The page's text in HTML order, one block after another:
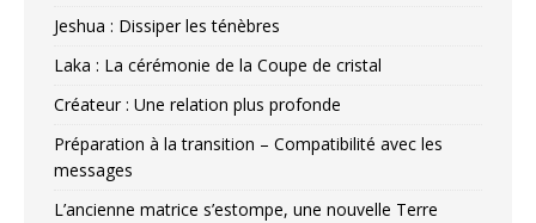
Jeshua : Dissiper les ténèbres
Laka : La cérémonie de la Coupe de cristal
Créateur : Une relation plus profonde
Préparation à la transition – Compatibilité avec les
messages
L’ancienne matrice s’estompe, une nouvelle Terre